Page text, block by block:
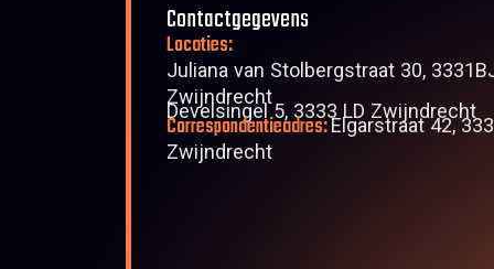
Contactgegevens
Locaties:
Juliana van Stolbergstraat 30,
Zwijndrecht
Develsingel 5, 3333 LD Zwijndrecht
Correspondentieadres:Elgarstraat 42,
Zwijndrecht